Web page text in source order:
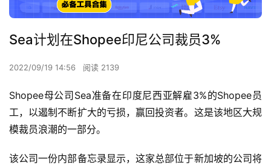
Sea计划在Shopee印尼公司裁员3%
2022/09/19 14:56 阅读 2139
Shopee母公司Sea准备在印度尼西亚解雇3%的Shopee员
工，以遏制不断扩大的亏损，赢回投资者。这是该地区大规
模裁员浪潮的一部分。
该公司一份内部备忘录显示，这家总部位于新加坡的公司将